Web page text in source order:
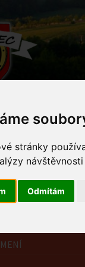
stránky
Odmítám